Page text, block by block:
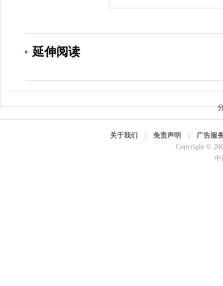
延伸阅读
关于我们 免责声明
广告服
Copyright ©